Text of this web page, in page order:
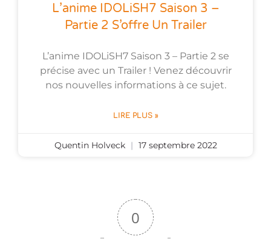
L’anime IDOLiSH7 Saison 3 –
Partie 2 S’offre Un Trailer
L’anime IDOLiSH7 Saison 3 – Partie 2 se
précise avec un Trailer ! Venez découvrir
nos nouvelles informations à ce sujet.
LIRE PLUS »
Quentin Holveck 17 septembre 2022
0